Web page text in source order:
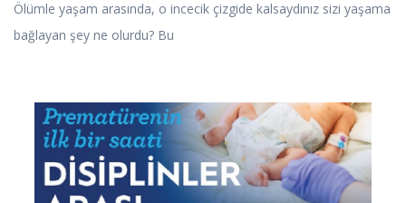
Ölümle yaşam arasında, o incecik çizgide kalsaydınız sizi yaşama
bağlayan şey ne olurdu? Bu